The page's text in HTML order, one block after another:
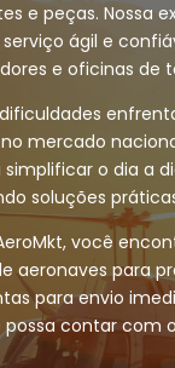
e peças. Nossa
ágil e
e oficinas de
mercado
o dia a
soluções
você
aeronaves para
para envio
contar com